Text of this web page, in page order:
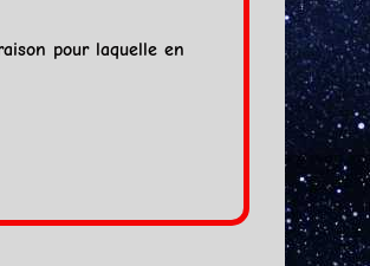
pour laquelle en